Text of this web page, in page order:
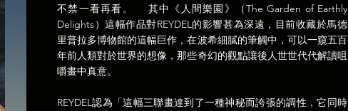
不禁一看再看。 其中《人間樂園》（The Garden of Earthly
Delights）這幅作品對REYDEL的影響甚為深遠，目前收藏於馬德
里普拉多博物館的這幅巨作，在波希細膩的筆觸中，可以一窺五百
年前人類對於世界的想像，那些奇幻的觀點讓後人世世代代解讀咀
嚼畫中真意。
REYDEL認為「這幅三聯畫達到了一種神秘而誇張的調性，它同時